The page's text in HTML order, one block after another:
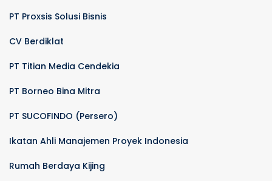
PT Proxsis Solusi Bisnis
CV Berdiklat
PT Titian Media Cendekia
PT Borneo Bina Mitra
PT SUCOFINDO (Persero)
Ikatan Ahli Manajemen Proyek Indonesia
Rumah Berdaya Kijing